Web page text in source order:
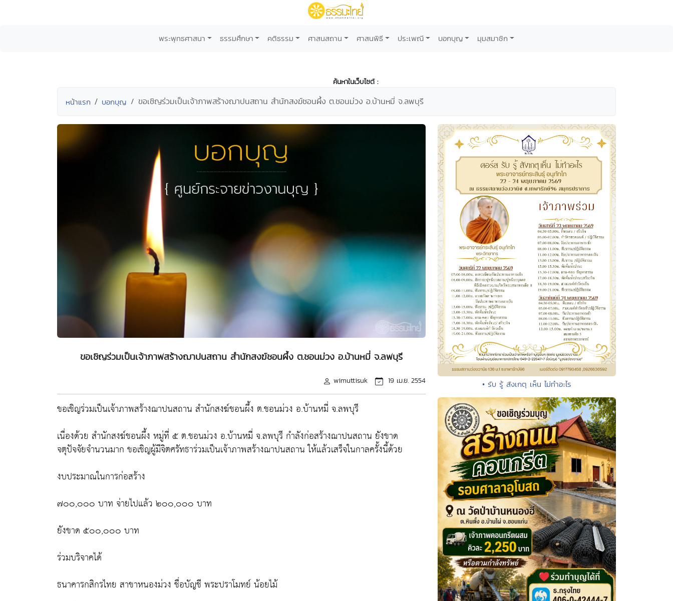
พระพุทธศาสนา ธรรมศึกษา คติธรรม ศาสนสถาน ศาสนพิธี ประเพณี บอกบุญ มุมสมาชิก
ค้นหาในเว็บไซต์ :
หน้าแรก บอกบุญ ขอเชิญร่วมเป็นเจ้าภาพสร้างฌาปนสถาน สำนักสงฆ์ชอนผึ้ง ต.ชอนม่วง อ.บ้านหมี่ จ.ลพบุรี
ขอเชิญร่วมเป็นเจ้าภาพสร้างฌาปนสถาน สำนักสงฆ์ชอนผึ้ง ต.ชอนม่วง อ.บ้านหมี่ จ.ลพบุรี
wimuttisuk 19 เม.ย. 2554
ขอเชิญร่วมเป็นเจ้าภาพสร้างฌาปนสถาน สำนักสงฆ์ชอนผึ้ง ต.ชอนม่วง อ.บ้านหมี่ จ.ลพบุรี
เนื่องด้วย สำนักสงฆ์ชอนผึ้ง หมู่ที่ ๕ ต.ชอนม่วง อ.บ้านหมี่ จ.ลพบุรี กำลังก่อสร้างฌาปนสถาน ยังขาด
จตุปัจจัยจำนวนมาก ขอเชิญผู้มีจิตศรัทธาร่วมเป็นเจ้าภาพสร้างฌาปนสถาน ให้แล้วเสร็จในกาลครั้งนี้ด้วย
งบประมาณในการก่อสร้าง
๗๐๐,๐๐๐ บาท จ่ายไปแล้ว ๒๐๐,๐๐๐ บาท
ยังขาด ๕๐๐,๐๐๐ บาท
ร่วมบริจาคได้
ธนาคารกสิกรไทย สาขาหนองม่วง ชื่อบัญชี พระปราโมทย์ น้อยไม้
• รับ รู้ สังเกตุ เห็น ไม่ทำอะไร